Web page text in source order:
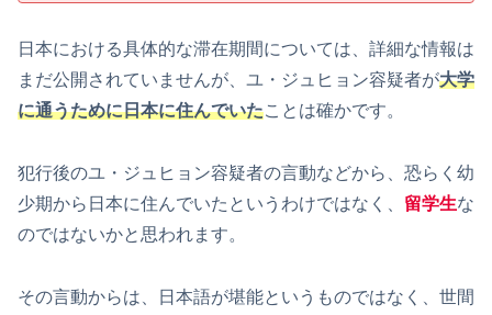
日本における具体的な滞在期間については、詳細な情報は
まだ公開されていませんが、ユ・ジュヒョン容疑者が大学
に通うために日本に住んでいたことは確かです。
犯行後のユ・ジュヒョン容疑者の言動などから、恐らく幼
少期から日本に住んでいたというわけではなく、 留学生な
のではないかと思われます。
その言動からは、日本語が堪能というものではなく、世間